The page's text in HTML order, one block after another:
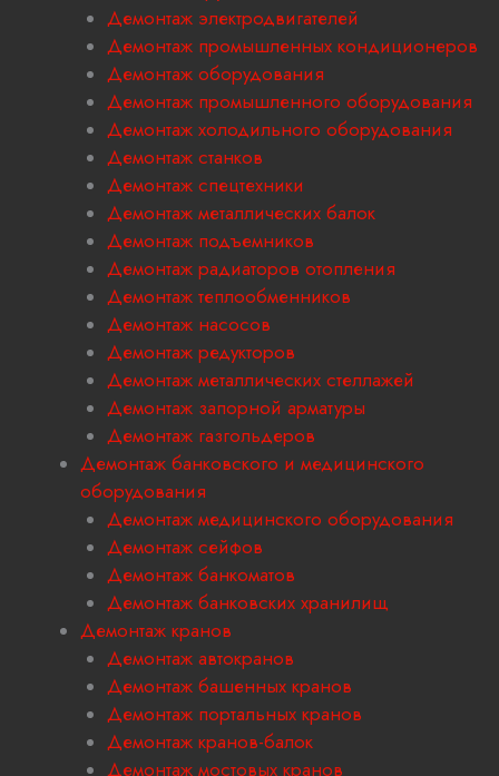
Демонтаж электродвигателей
Демонтаж промышленных кондиционеров
Демонтаж оборудования
Демонтаж промышленного оборудования
Демонтаж холодильного оборудования
Демонтаж станков
Демонтаж спецтехники
Демонтаж металлических балок
Демонтаж подъемников
Демонтаж радиаторов отопления
Демонтаж теплообменников
Демонтаж насосов
Демонтаж редукторов
Демонтаж металлических стеллажей
Демонтаж запорной арматуры
Демонтаж газгольдеров
Демонтаж банковского и медицинского
оборудования
Демонтаж медицинского оборудования
Демонтаж сейфов
Демонтаж банкоматов
Демонтаж банковских хранилищ
Демонтаж кранов
Демонтаж автокранов
Демонтаж башенных кранов
Демонтаж портальных кранов
Демонтаж кранов-балок
Демонтаж мостовых кранов